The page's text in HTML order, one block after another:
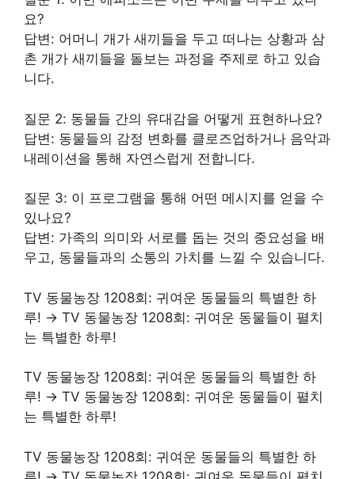
요?
답변: 어머니 개가 새끼들을 두고 떠나는 상황과 삼
촌 개가 새끼들을 돌보는 과정을 주제로 하고 있습
니다.
질문 2: 동물들 간의 유대감을 어떻게 표현하나요?
답변: 동물들의 감정 변화를 클로즈업하거나 음악과
내레이션을 통해 자연스럽게 전합니다.
질문 3: 이 프로그램을 통해 어떤 메시지를 얻을 수
있나요?
답변: 가족의 의미와 서로를 돕는 것의 중요성을 배
우고, 동물들과의 소통의 가치를 느낄 수 있습니다.
TV 동물농장 1208회: 귀여운 동물들의 특별한 하
루! → TV 동물농장 1208회: 귀여운 동물들이 펼치
는 특별한 하루!
TV 동물농장 1208회: 귀여운 동물들의 특별한 하
루! → TV 동물농장 1208회: 귀여운 동물들이 펼치
는 특별한 하루!
TV 동물농장 1208회: 귀여운 동물들의 특별한 하